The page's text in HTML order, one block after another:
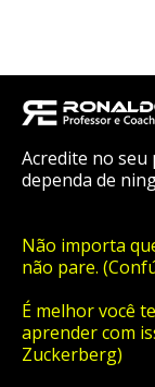
Acredite no seu
dependa de
Não importa
não pare.
É melhor você
aprender com
Zuckerberg)